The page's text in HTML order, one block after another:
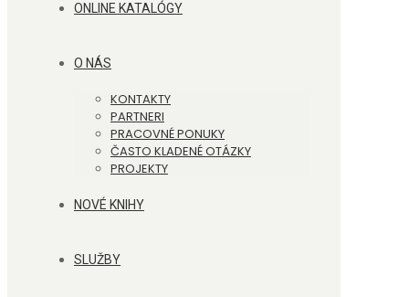
ONLINE KATALÓGY
O NÁS
KONTAKTY
PARTNERI
PRACOVNÉ PONUKY
ČASTO KLADENÉ OTÁZKY
PROJEKTY
NOVÉ KNIHY
SLUŽBY